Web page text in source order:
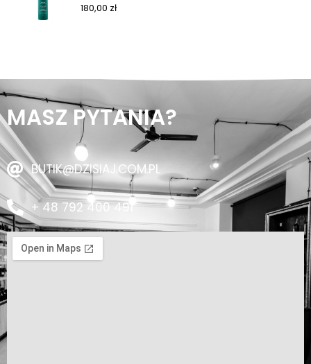
180,00 zł
MASZ PYTANIA?
BUTIK@DZISIAJ.COM.PL
+ 48 792 400 491